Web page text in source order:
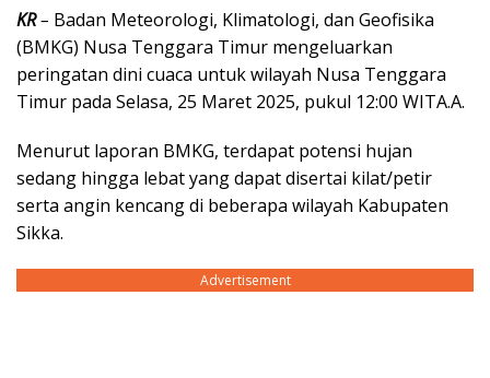
KR– Badan Meteorologi, Klimatologi, dan Geofisika
(BMKG) Nusa Tenggara Timur mengeluarkan
peringatan dini cuaca untuk wilayah Nusa Tenggara
Timur pada Selasa, 25 Maret 2025, pukul 12:00 WITA.A.
Menurut laporan BMKG, terdapat potensi hujan
sedang hingga lebat yang dapat disertai kilat/petir
serta angin kencang di beberapa wilayah Kabupaten
Sikka.
Advertisement